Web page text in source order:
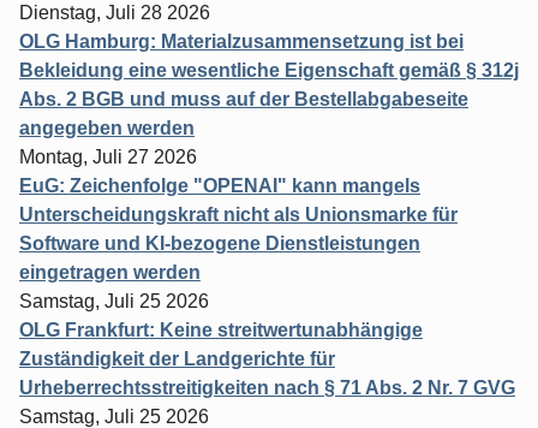
Dienstag, Juli 28 2026
OLG Hamburg: Materialzusammensetzung ist bei
Bekleidung eine wesentliche Eigenschaft gemäß § 312j
Abs. 2 BGB und muss auf der Bestellabgabeseite
angegeben werden
Montag, Juli 27 2026
EuG: Zeichenfolge "OPENAI" kann mangels
Unterscheidungskraft nicht als Unionsmarke für
Software und KI-bezogene Dienstleistungen
eingetragen werden
Samstag, Juli 25 2026
OLG Frankfurt: Keine streitwertunabhängige
Zuständigkeit der Landgerichte für
Urheberrechtsstreitigkeiten nach § 71 Abs. 2 Nr. 7 GVG
Samstag, Juli 25 2026